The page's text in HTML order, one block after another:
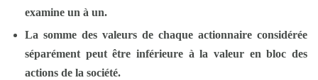
examine un à un.
La somme des valeurs de chaque actionnaire considérée
séparément peut être inférieure à la valeur en bloc des
actions de la société.